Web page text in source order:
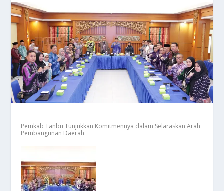
Pemkab Tanbu Tunjukkan Komitmennya dalam Selaraskan Arah
Pembangunan Daerah